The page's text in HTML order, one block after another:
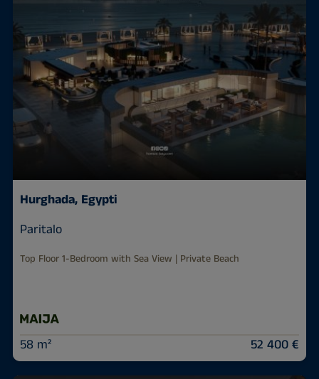
Hurghada, Egypti
Paritalo
Top Floor 1-Bedroom with Sea View | Private Beach
58 m² 52 400 €